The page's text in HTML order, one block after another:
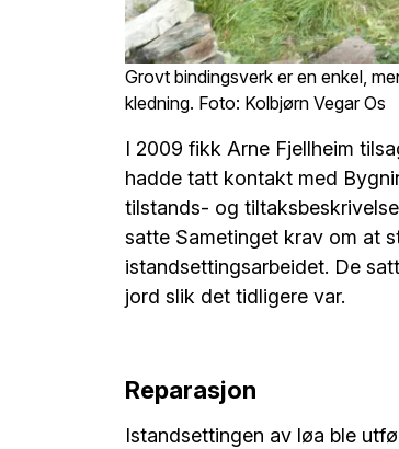
Grovt bindingsverk er en enkel,
kledning. Foto: Kolbjørn Vegar Os
I 2009 fikk Arne Fjellheim
hadde tatt kontakt med
tilstands- og
satte Sametinget krav om at
istandsettingsarbeidet. De
jord slik det tidligere var.
Reparasjon
Istandsettingen av løa ble